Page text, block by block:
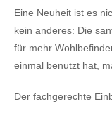
Eine Neuheit ist es
kein anderes: Die
für mehr
einmal benutzt hat,
Der fachgerechte